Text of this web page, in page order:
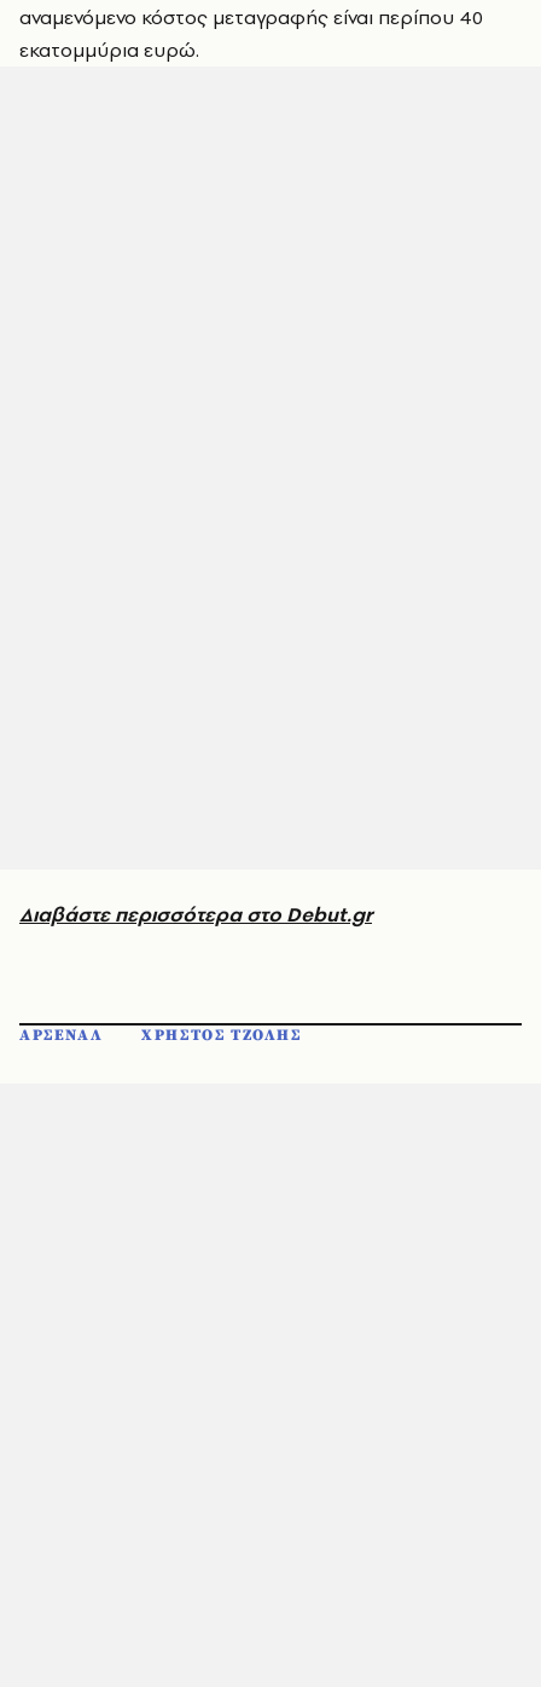
αναμενόμενο κόστος μεταγραφής είναι περίπου 40
εκατομμύρια ευρώ.
Διαβάστε περισσότερα στο Debut.gr
ΑΡΣΕΝΑΛ ΧΡΗΣΤΟΣ ΤΖΟΛΗΣ